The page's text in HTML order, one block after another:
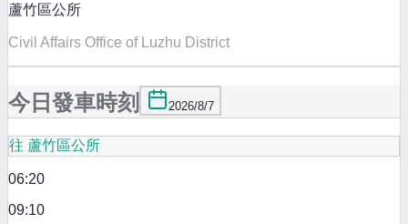
蘆竹區公所
Civil Affairs Office of Luzhu District
今日發車時刻 2026/8/7
往 蘆竹區公所
06:20
09:10